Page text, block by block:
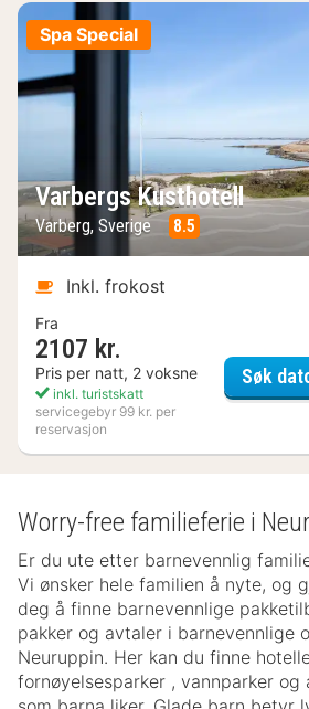
Spa Special
Varbergs Kusthotell
Varberg, Sverige 8.5
Inkl. frokost
Fra
2107 kr.
Pris per natt, 2 voksne
inkl. turistskatt
servicegebyr 99 kr. per
reservasjon
Søk
Worry-free familieferie i
Er du ute etter barnevennlig
Vi ønsker hele familien å nyte, og
deg å finne barnevennlige
pakker og avtaler i barnevennlige
Neuruppin. Her kan du finne
fornøyelsesparker , vannparker